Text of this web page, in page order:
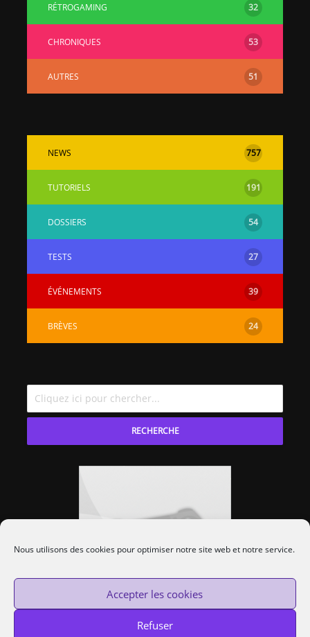
Nous utilisons des cookies pour optimiser notre site web et notre service.
Accepter les cookies
Refuser
RÉTROGAMING 32
CHRONIQUES 53
AUTRES 51
NEWS 757
TUTORIELS 191
DOSSIERS 54
TESTS 27
ÉVÉNEMENTS 39
BRÈVES 24
RECHERCHE